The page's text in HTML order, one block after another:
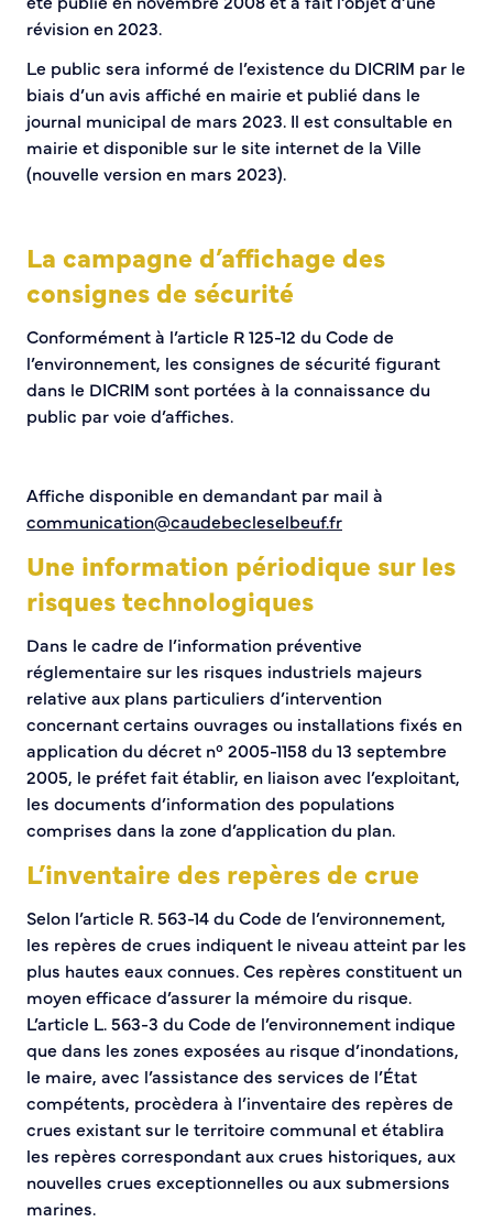
révision en 2023.
Le public sera informé de l’existence du DICRIM par le
biais d’un avis affiché en mairie et publié dans le
journal municipal de mars 2023. Il est consultable en
mairie et disponible sur le site internet de la Ville
(nouvelle version en mars 2023).
La campagne d’affichage des
consignes de sécurité
Conformément à l’article R 125-12 du Code de
l’environnement, les consignes de sécurité figurant
dans le DICRIM sont portées à la connaissance du
public par voie d’affiches.
Affiche disponible en demandant par mail à
communication@caudebecleselbeuf.fr
Une information périodique sur les
risques technologiques
Dans le cadre de l’information préventive
réglementaire sur les risques industriels majeurs
relative aux plans particuliers d’intervention
concernant certains ouvrages ou installations fixés en
application du décret n° 2005-1158 du 13 septembre
2005, le préfet fait établir, en liaison avec l’exploitant,
les documents d’information des populations
comprises dans la zone d’application du plan.
L’inventaire des repères de crue
Selon l’article R. 563-14 du Code de l’environnement,
les repères de crues indiquent le niveau atteint par les
plus hautes eaux connues. Ces repères constituent un
moyen efficace d’assurer la mémoire du risque.
L’article L. 563-3 du Code de l’environnement indique
que dans les zones exposées au risque d’inondations,
le maire, avec l’assistance des services de l’État
compétents, procèdera à l’inventaire des repères de
crues existant sur le territoire communal et établira
les repères correspondant aux crues historiques, aux
nouvelles crues exceptionnelles ou aux submersions
marines.